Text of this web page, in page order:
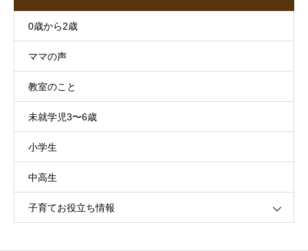
0歳から2歳
ママの声
教室のこと
未就学児3〜6歳
小学生
中高生
子育てお役立ち情報